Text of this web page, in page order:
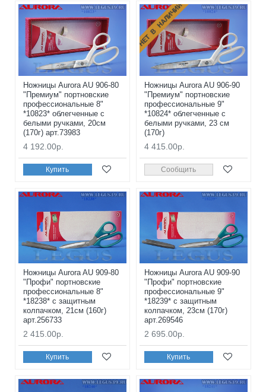
Ножницы Aurora AU 906-80
"Премиум" портновские
профессиональные 8"
*10823* облегченные с
белыми ручками, 20см
(170г) арт.73983
4 192.00р.
Купить
НЕТ В НАЛИЧИИ
Ножницы Aurora AU 906-90
"Премиум" портновские
профессиональные 9"
*10824* облегченные с
белыми ручками, 23 см
(170г)
4 415.00р.
Сообщить
Ножницы Aurora AU 909-80
"Профи" портновские
профессиональные 8"
*18238* с защитным
колпачком, 21см (160г)
арт.256733
2 415.00р.
Купить
Ножницы Aurora AU 909-90
"Профи" портновские
профессиональные 9"
*18239* с защитным
колпачком, 23см (170г)
арт.269546
2 695.00р.
Купить